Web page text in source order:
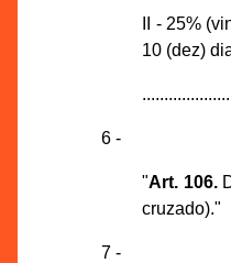
II - 25%
10 (dez)
6 -
"Art. 106.
cruzado)."
7 -